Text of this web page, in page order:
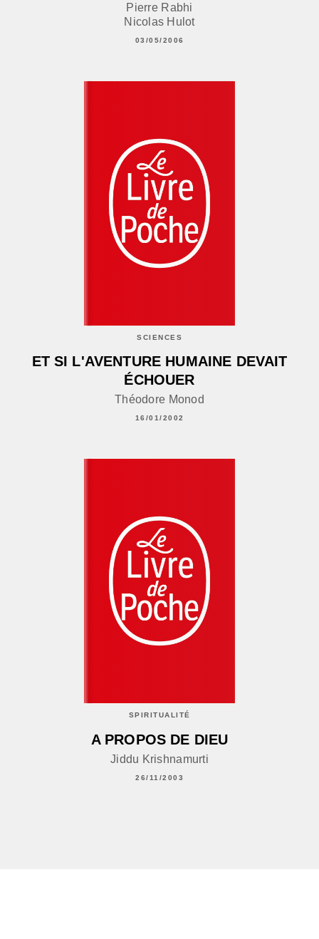
Pierre Rabhi
Nicolas Hulot
03/05/2006
SCIENCES
ET SI L'AVENTURE HUMAINE DEVAIT
ÉCHOUER
Théodore Monod
16/01/2002
SPIRITUALITÉ
A PROPOS DE DIEU
Jiddu Krishnamurti
26/11/2003